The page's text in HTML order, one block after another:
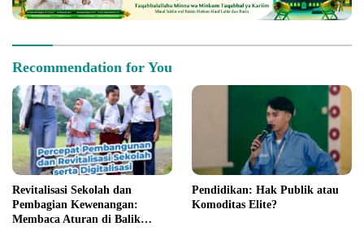
Recommendation for You
Revitalisasi Sekolah dan
Pembagian Kewenangan:
Membaca Aturan di Balik
Pendidikan: Hak Publik atau
Komoditas Elite?